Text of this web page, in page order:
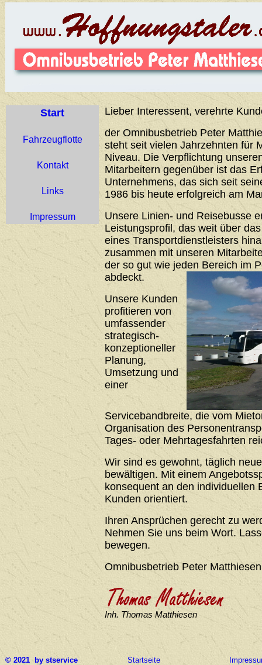
Start
Fahrzeugflotte
Kontakt
Links
Impressum
Lieber Interessent, verehrte
der Omnibusbetrieb Peter
steht seit vielen Jahrzehnten für
Niveau. Die Verpflichtung
Mitarbeitern gegenüber ist das
Unternehmens, das sich seit
1986 bis heute erfolgreich am
Unsere Linien- und Reisebusse
Leistungsprofil, das weit über
eines Transportdienstleisters
zusammen mit unseren
der so gut wie jeden Bereich im
abdeckt.
Unsere Kunden
profitieren von
umfassender
strategisch-
konzeptioneller
Planung,
Umsetzung und
einer
Servicebandbreite, die vom
Organisation des
Tages- oder Mehrtagesfahrten
Wir sind es gewohnt, täglich
bewältigen. Mit einem
konsequent an den individuellen
Kunden orientiert.
Ihren Ansprüchen gerecht zu
Nehmen Sie uns beim Wort.
bewegen.
Omnibusbetrieb Peter Matthiesen
Inh. Thomas Matthiesen
© 2021 by stservice Startseite